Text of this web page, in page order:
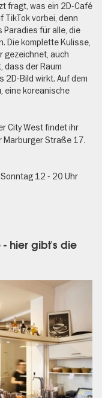
fragt, was ein 2D-Café
TikTok vorbei, denn
für alle, die
Die komplette Kulisse,
gezeichnet, auch
dass der Raum
2D-Bild wirkt. Auf dem
, eine koreanische
City West findet ihr
Marburger Straße 17.
12 - 20 Uhr
- hier gibt's die